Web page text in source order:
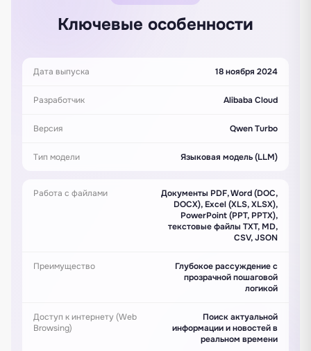
Ключевые особенности
Дата выпуска 18 ноября 2024
Разработчик Alibaba Cloud
Версия Qwen Turbo
Тип модели Языковая модель (LLM)
Работа с файлами
Документы PDF, Word (DOC,
DOCX), Excel (XLS, XLSX),
PowerPoint (PPT, PPTX),
текстовые файлы TXT, MD,
CSV, JSON
Преимущество
Глубокое рассуждение с
прозрачной пошаговой
логикой
Доступ к интернету (Web
Browsing)
Поиск актуальной
информации и новостей в
реальном времени